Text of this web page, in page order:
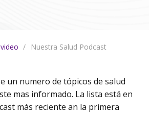
Nuestra Salud Podcast
un numero de tópicos de salud
mas informado. La lista está en
más reciente an la primera